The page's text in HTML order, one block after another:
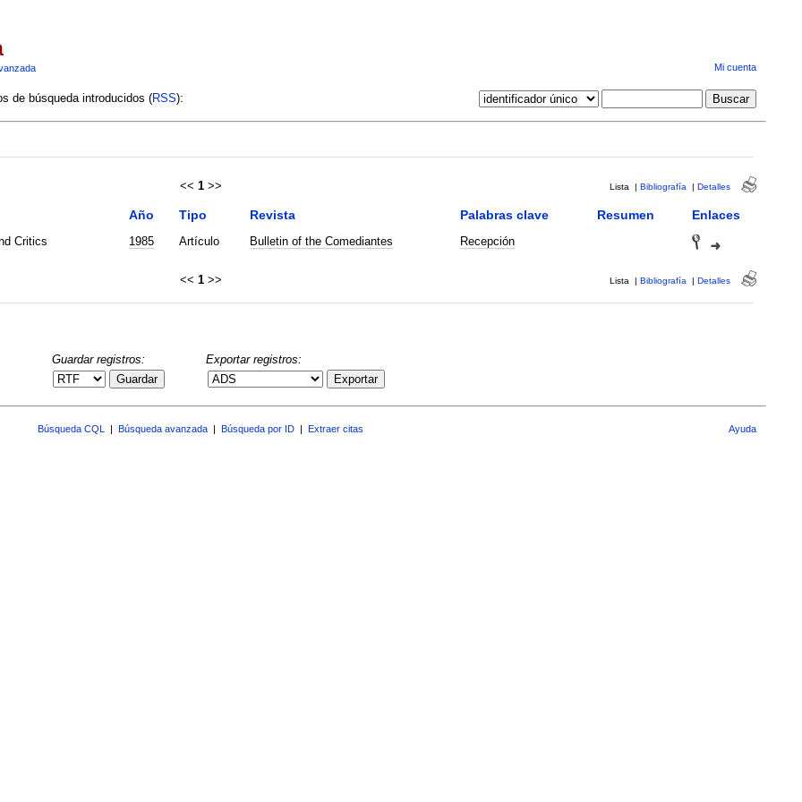
Mi cuenta
de búsqueda introducidos (RSS):
<< 1 >> Lista | Bibliografía | Detalles
Año Tipo Revista Palabras clave Resumen Enlaces
Critics 1985 Artículo Bulletin of the Comediantes Recepción
<< 1 >> Lista | Bibliografía | Detalles
Guardar registros:
Guardar
Exportar registros:
Exportar
Búsqueda CQL Búsqueda avanzada Búsqueda por ID Extraer citas Ayuda